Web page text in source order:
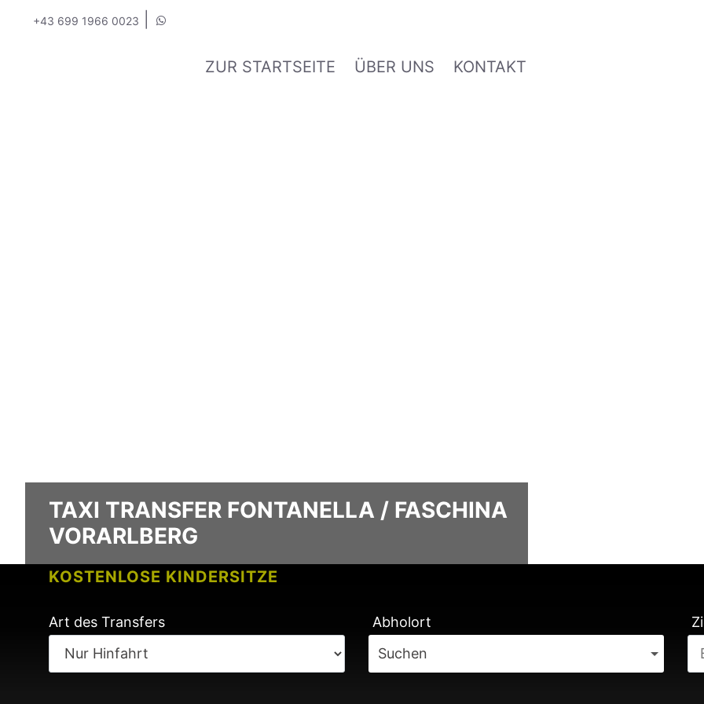
+43 699 1966 0023
ZUR STARTSEITE ÜBER UNS KONTAKT
KOSTENLOSE KINDERSITZE
KEINE GEBÜHREN BEI FLUGVERSPÄTUNG
TAXI TRANSFER FONTANELLA / FASCHINA
VORARLBERG
Art des Transfers
Abholort
Suchen